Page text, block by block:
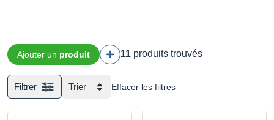
Ajouter un produit 11 produits trouvés
Filtrer Trier Effacer les filtres